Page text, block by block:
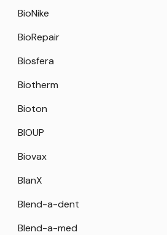
BioNike
BioRepair
Biosfera
Biotherm
Bioton
BIOUP
Biovax
BlanX
Blend-a-dent
Blend-a-med